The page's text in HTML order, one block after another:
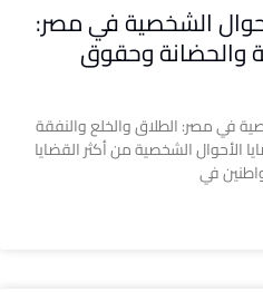
الشخصية في مصر:
والحضانة وحقوق
في مصر: الطلاق والخلع والنفقة
الأحوال الشخصية من أكثر القضايا
في